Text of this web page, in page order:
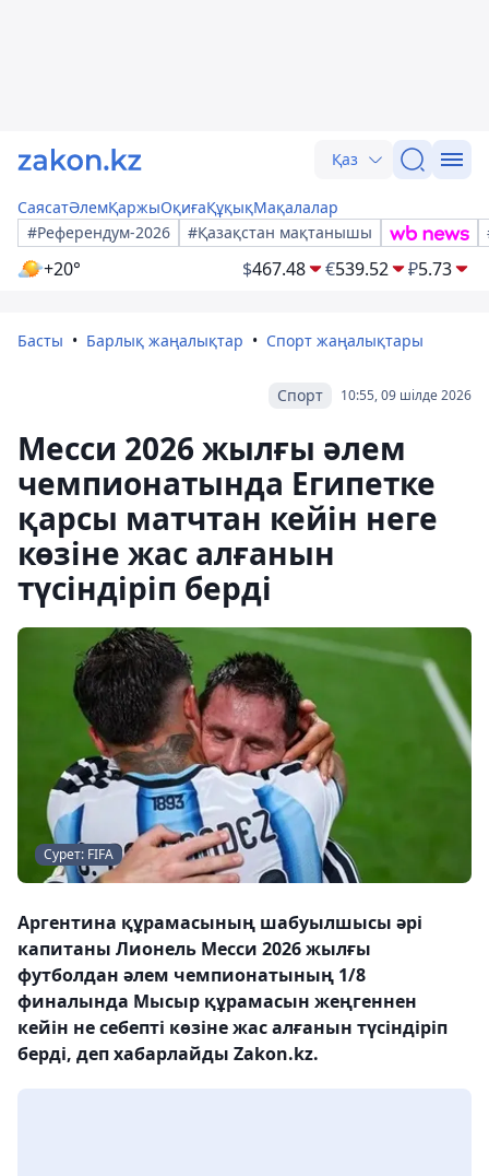
Қаз
СаясатӘлемҚаржыОқиғаҚұқықМақалалар
#Референдум-2026
#Қазақстан мақтанышы
+20° $467.48 €539.52 ₽5.73
Басты Барлық жаңалықтар Спорт жаңалықтары
10:55, 09 шілде 2026
Спорт
Месси 2026 жылғы әлем
чемпионатында Египетке
қарсы матчтан кейін неге
көзіне жас алғанын
түсіндіріп берді
Сурет: FIFA
Аргентина құрамасының шабуылшысы әрі
капитаны Лионель Месси 2026 жылғы
футболдан әлем чемпионатының 1/8
финалында Мысыр құрамасын жеңгеннен
кейін не себепті көзіне жас алғанын түсіндіріп
берді, деп хабарлайды Zakon.kz.